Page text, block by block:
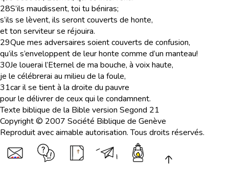
28S’ils maudissent, toi tu béniras;
s’ils se lèvent, ils seront couverts de honte,
et ton serviteur se réjouira.
29Que mes adversaires soient couverts de confusion,
qu’ils s’enveloppent de leur honte comme d’un manteau!
30Je louerai l’Eternel de ma bouche, à voix haute,
je le célébrerai au milieu de la foule,
31car il se tient à la droite du pauvre
pour le délivrer de ceux qui le condamnent.
Texte biblique de la Bible version Segond 21
Copyright © 2007 Société Biblique de Genève
Reproduit avec aimable autorisation. Tous droits réservés.